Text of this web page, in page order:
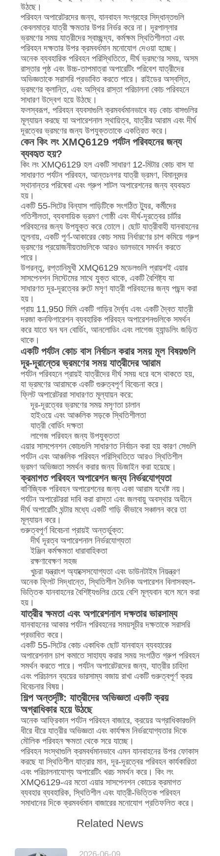
উঠছে।
পরিবহন অপারেটরদের জন্য, যানবাহন সংগ্রহের সিদ্ধান্তগুলি
কেবলমাত্র যাত্রী ক্ষমতার উপর নির্ভর করে না। দূরপাল্লার
ভ্রমণের সময় যাত্রীদের স্বাচ্ছন্দ্য, কর্মক্ষম স্থিতিশীলতা এবং
পরিবহন দক্ষতার উপর ক্রমবর্ধমান মনোযোগ দেওয়া হচ্ছে।
অনেক ব্যবহারিক পরিবহন পরিস্থিতিতে, দীর্ঘ ভ্রমণের সময়, অসম
রাস্তার পৃষ্ঠ এবং উচ্চ-তাপমাত্রা অপারেটিং পরিবেশ যাত্রীদের
অভিজ্ঞতাকে সরাসরি প্রভাবিত করতে পারে। রাইডের অস্বস্তি,
ভ্রমণের ক্লান্তি, এবং অস্থির রাস্তা পরিচালনা কোচ পরিবহনে
সাধারণ উদ্বেগ হয়ে উঠছে।
ফলস্বরূপ, পরিবহন ব্যবসাগুলি ক্রমবর্ধমানভাবে বড় কোচ বাসগুলির
মূল্যায়ন করছে যা অপারেশনাল স্থায়িত্ব, যাত্রীর আরাম এবং দীর্ঘ
দূরত্বের ভ্রমণের জন্য উপযুক্ততাকে একত্রিত করে।
কেন কিং লং XMQ6129 পর্যটন পরিবহনের জন্য
ব্যবহৃত হয়?
কিং লং XMQ6129 হল একটি সাধারণ 12-মিটার কোচ বাস যা
সাধারণত পর্যটন পরিবহন, আন্তঃনগর যাত্রী ভ্রমণ, বিমানবন্দর
স্থানান্তর পরিষেবা এবং গ্রুপ শাটল অপারেশনের জন্য ব্যবহৃত
হয়।
একটি 55-সিটের বিন্যাস গাড়িটিকে সংগঠিত ট্যুর, কর্মীদের
গতিশীলতা, ব্যবসায়িক ভ্রমণ গোষ্ঠী এবং দীর্ঘ-দূরত্বের চার্টার
পরিবহনের জন্য উপযুক্ত করে তোলে। ছোট যাত্রীবাহী যানবাহনের
তুলনায়, একটি পূর্ণ-আকারের কোচ সময় নির্ধারণের চাপ কমিয়ে গ্রুপ
ভ্রমণের প্রয়োজনীয়তাগুলিকে আরও ভালভাবে সমর্থন করতে
পারে।
উপরন্তু, রপ্তানিমুখী XMQ6129 মডেলগুলি প্রায়শই এয়ার
সাসপেনশন সিস্টেমের সাথে যুক্ত থাকে, একটি বৈশিষ্ট্য যা
সাধারণত দূর-দূরত্বের রুটে মসৃণ যাত্রী পরিবহনের জন্য পছন্দ করা
হয়।
প্রায় 11,950 মিমি একটি গাড়ির দৈর্ঘ্য এবং একটি দ্বৈত যাত্রী
দরজা কনফিগারেশন ব্যবহারিক পরিবহন অপারেশনগুলিকে সমর্থন
করে যাতে ঘন ঘন বোর্ডিং, আনলোডিং এবং লাগেজ হ্যান্ডলিং জড়িত
থাকে।
একটি পর্যটন কোচ বাস নির্বাচন করার সময় মূল বিষয়গুলি
দূর-দূরান্তের ভ্রমণের সময় যাত্রীদের আরাম
পর্যটন পরিবহনে প্রায়ই যাত্রীদের দীর্ঘ সময় ধরে বসে থাকতে হয়,
যা ভ্রমণের আরামকে একটি গুরুত্বপূর্ণ বিবেচনা করে।
ফ্লিট অপারেটররা সাধারণত মূল্যায়ন করে:
দূর-দূরত্বের ভ্রমণের সময় মসৃণতা চালান
হাইওয়ে এবং আঞ্চলিক সড়কে স্থিতিশীলতা
যাত্রী বোর্ডিং দক্ষতা
লাগেজ পরিবহন জন্য উপযুক্ততা
এয়ার সাসপেনশন কোচগুলি সাধারণত নির্বাচন করা হয় কারণ সেগুলি
পর্যটন এবং আঞ্চলিক পরিবহন পরিস্থিতিতে আরও স্থিতিশীল
ভ্রমণ অভিজ্ঞতা সমর্থন করার জন্য ডিজাইন করা হয়েছে।
ক্রমাগত পরিবহন অপারেশন জন্য নির্ভরযোগ্যতা
বাণিজ্যিক পরিবহন অপারেশনের জন্য একা আরাম যথেষ্ট নয়।
পর্যটন অপারেটররা দাবি করা রাস্তা এবং জলবায়ু অবস্থার অধীনে
দীর্ঘ অপারেটিং ঘন্টার মধ্যে একটি গাড়ি কীভাবে সঞ্চালন করে তা
মূল্যায়ন করে।
গুরুত্বপূর্ণ বিবেচনা প্রায়ই অন্তর্ভুক্ত:
দীর্ঘ দূরত্ব অপারেশনাল নির্ভরযোগ্যতা
ইঞ্জিন কর্মক্ষমতা ধারাবাহিকতা
রক্ষণাবেক্ষণ সহজ
খুচরা যন্ত্রাংশ অ্যাক্সেসযোগ্যতা এবং ডাউনটাইম নিয়ন্ত্রণ
অনেক ফ্লিট সিদ্ধান্তে, স্থিতিশীল দৈনিক অপারেশন বিলাসবহুল-
ভিত্তিক যানবাহনের বৈশিষ্ট্যগুলির চেয়ে বেশি মূল্যবান বলে মনে করা
হয়।
যাত্রীর ক্ষমতা এবং অপারেশনাল দক্ষতার ভারসাম্য
যানবাহনের আকার পর্যটন পরিবহনের সময়সূচীর দক্ষতাকে সরাসরি
প্রভাবিত করে।
একটি 55-সিটের কোচ একাধিক ছোট যানবাহন ব্যবহারের
অপারেশনাল চাপ কমাতে সাহায্য করার সময় সংগঠিত গ্রুপ পরিবহন
সমর্থন করতে পারে। পর্যটন অপারেটরদের জন্য, যাত্রীর চাহিদা
এবং পরিচালন ব্যয়ের ভারসাম্য বজায় রাখা একটি গুরুত্বপূর্ণ ক্রয়
বিবেচনার বিষয়।
শিল্প অন্তর্দৃষ্টি: যাত্রীদের অভিজ্ঞতা একটি ক্রয়
অগ্রাধিকার হয়ে উঠছে
অনেক আফ্রিকান পর্যটন পরিবহন বাজারে, ক্রয়ের অগ্রাধিকারগুলি
ধীরে ধীরে যাত্রীর অভিজ্ঞতা এবং কার্যক্ষম নির্ভরযোগ্যতার দিকে
মৌলিক পরিবহন ক্ষমতা থেকে সরে যাচ্ছে।
পরিবহন সংস্থাগুলি ক্রমবর্ধমানভাবে এমন যানবাহনের উপর ফোকাস
করছে যা স্থিতিশীল যাত্রার মান, দূর-দূরত্বের পরিবহন কার্যকারিতা
এবং পরিচালনাযোগ্য অপারেটিং খরচ সমর্থন করে। কিং লং
XMQ6129-এর মতো এয়ার সাসপেনশন কোচের ক্রমাগত
ব্যবহার ব্যবহারিক, স্থিতিশীল এবং যাত্রী-ভিত্তিক পরিবহন
সমাধানের দিকে ক্রমবর্ধমান বাজারের মনোযোগ প্রতিফলিত করে।
Related News